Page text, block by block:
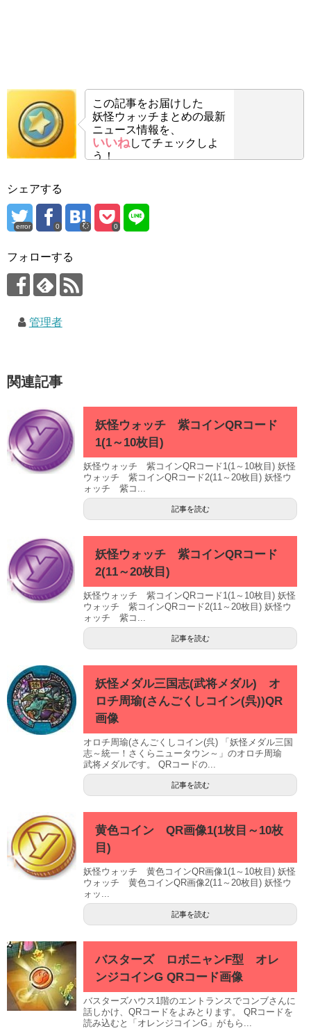
この記事をお届けした
妖怪ウォッチまとめの最新
ニュース情報を、
いいねしてチェックしよ
う！
シェアする
error 0 0
フォローする
管理者
関連記事
妖怪ウォッチ 紫コインQRコード
1(1～10枚目)
妖怪ウォッチ 紫コインQRコード1(1～10枚目) 妖怪
ウォッチ 紫コインQRコード2(11～20枚目) 妖怪ウ
ォッチ 紫コ...
記事を読む
妖怪ウォッチ 紫コインQRコード
2(11～20枚目)
妖怪ウォッチ 紫コインQRコード1(1～10枚目) 妖怪
ウォッチ 紫コインQRコード2(11～20枚目) 妖怪ウ
ォッチ 紫コ...
記事を読む
妖怪メダル三国志(武将メダル) オ
ロチ周瑜(さんごくしコイン(呉))QR
画像
オロチ周瑜(さんごくしコイン(呉) 「妖怪メダル三国
志～統一！さくらニュータウン～」のオロチ周瑜
武将メダルです。 QRコードの...
記事を読む
黄色コイン QR画像1(1枚目～10枚
目)
妖怪ウォッチ 黄色コインQR画像1(1～10枚目) 妖怪
ウォッチ 黄色コインQR画像2(11～20枚目) 妖怪ウ
ォッ...
記事を読む
バスターズ ロボニャンF型 オレ
ンジコインG QRコード画像
バスターズハウス1階のエントランスでコンブさんに
話しかけ、QRコードをよみとります。 QRコードを
読み込むと「オレンジコインG」がもら...